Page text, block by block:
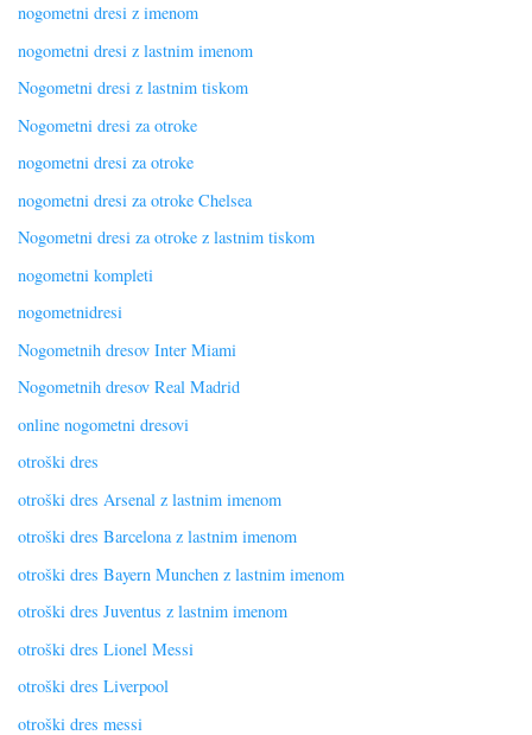
nogometni dresi z imenom
nogometni dresi z lastnim imenom
Nogometni dresi z lastnim tiskom
Nogometni dresi za otroke
nogometni dresi za otroke
nogometni dresi za otroke Chelsea
Nogometni dresi za otroke z lastnim tiskom
nogometni kompleti
nogometnidresi
Nogometnih dresov Inter Miami
Nogometnih dresov Real Madrid
online nogometni dresovi
otroški dres
otroški dres Arsenal z lastnim imenom
otroški dres Barcelona z lastnim imenom
otroški dres Bayern Munchen z lastnim imenom
otroški dres Juventus z lastnim imenom
otroški dres Lionel Messi
otroški dres Liverpool
otroški dres messi